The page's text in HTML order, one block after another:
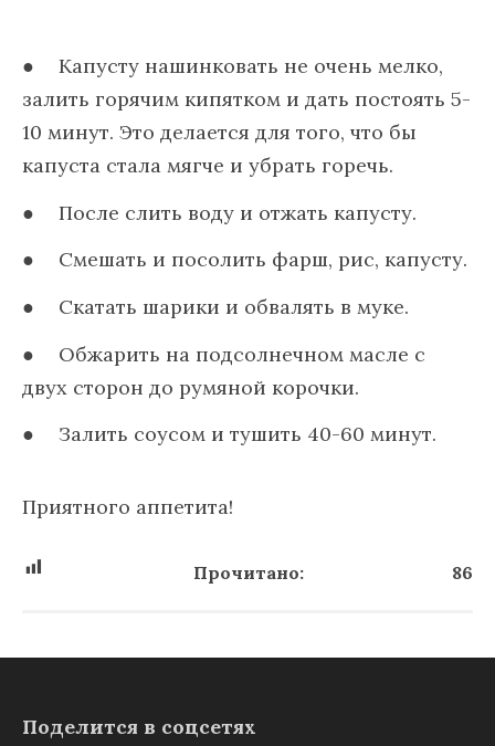
Капусту нашинковать не очень мелко,
залить горячим кипятком и дать постоять 5-
10 минут. Это делается для того, что бы
капуста стала мягче и убрать горечь.
После слить воду и отжать капусту.
Смешать и посолить фарш, рис, капусту.
Скатать шарики и обвалять в муке.
Обжарить на подсолнечном масле с
двух сторон до румяной корочки.
Залить соусом и тушить 40-60 минут.
Приятного аппетита!
Прочитано: 86
Поделится в соцсетях